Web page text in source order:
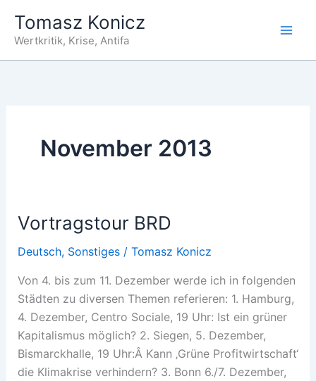
Inhalt
springen
Tomasz Konicz
Wertkritik, Krise, Antifa
November 2013
Vortragstour BRD
Deutsch, Sonstiges/ Tomasz Konicz
Von 4. bis zum 11. Dezember werde ich in folgenden
Städten zu diversen Themen referieren: 1. Hamburg,
4. Dezember, Centro Sociale, 19 Uhr: Ist ein grüner
Kapitalismus möglich? 2. Siegen, 5. Dezember,
Bismarckhalle, 19 Uhr:Â Kann ‚Grüne Profitwirtschaft‘
die Klimakrise verhindern? 3. Bonn 6./7. Dezember,